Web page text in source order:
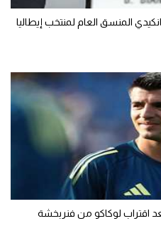
المنسق العام لمنتخب إيطاليا
بعد اقتراب لوكاكو من فنربخشة